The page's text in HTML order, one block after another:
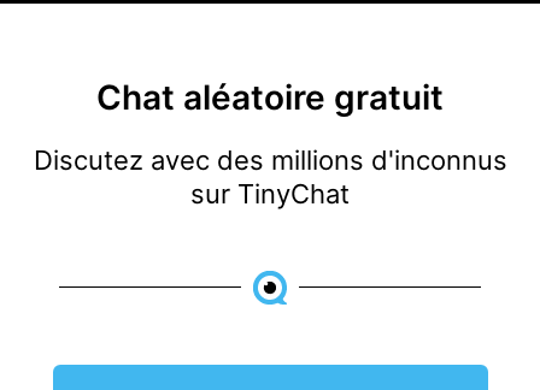
Chat aléatoire gratuit
Discutez avec des millions d'inconnus
sur TinyChat